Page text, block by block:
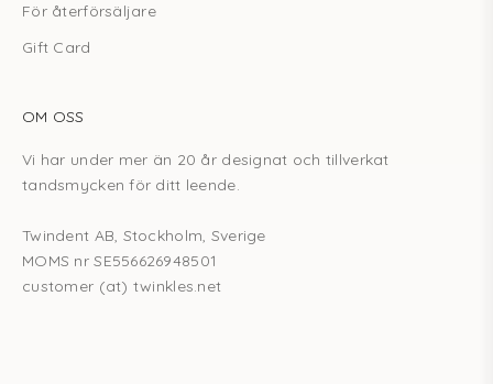
För återförsäljare
Gift Card
OM OSS
Vi har under mer än 20 år designat och tillverkat
tandsmycken för ditt leende.
Twindent AB, Stockholm, Sverige
MOMS nr SE556626948501
customer (at) twinkles.net